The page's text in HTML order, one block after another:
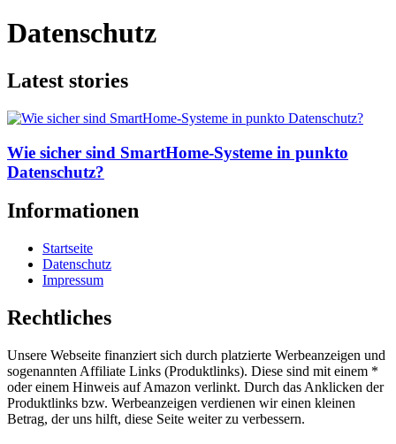
Datenschutz
Latest stories
Wie sicher sind SmartHome-Systeme in punkto
Datenschutz?
Informationen
Startseite
Datenschutz
Impressum
Rechtliches
Unsere Webseite finanziert sich durch platzierte Werbeanzeigen und
sogenannten Affiliate Links (Produktlinks). Diese sind mit einem *
oder einem Hinweis auf Amazon verlinkt. Durch das Anklicken der
Produktlinks bzw. Werbeanzeigen verdienen wir einen kleinen
Betrag, der uns hilft, diese Seite weiter zu verbessern.